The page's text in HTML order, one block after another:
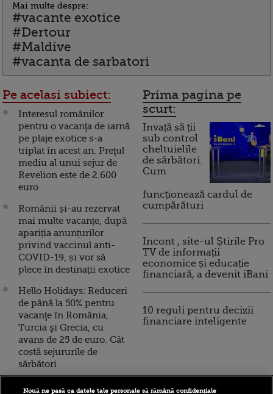
Mai multe despre:
#vacante exotice
#Dertour
#Maldive
#vacanta de sarbatori
Pe acelasi subiect:
Interesul românilor
pentru o vacanţa de iarnă
pe plaje exotice s-a
triplat în acest an. Preţul
mediu al unui sejur de
Revelion este de 2.600
euro
Românii și-au rezervat
mai multe vacanțe, după
apariția anunțurilor
privind vaccinul anti-
COVID-19, și vor să
plece în destinații exotice
Hello Holidays: Reduceri
de până la 50% pentru
vacanţe în România,
Turcia şi Grecia, cu
avans de 25 de euro. Cât
costă sejururile de
sărbători
Vacanțele pe litoral
Prima pagina pe
scurt:
Invață să ții
sub control
cheltuielile
de sărbători.
Cum
funcționează cardul de
cumpărături
Incont , site-ul Știrile Pro
TV de informații
economice și educație
financiară, a devenit iBani
10 reguli pentru decizii
financiare inteligente
Nouă ne pasă ca datele tale personale să rămână confidențiale